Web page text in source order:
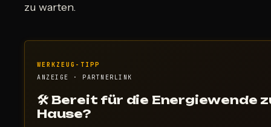
zu warten.
WERKZEUG-TIPP
ANZEIGE · PARTNERLINK
🛠 Bereit für die Energiewende
Hause?